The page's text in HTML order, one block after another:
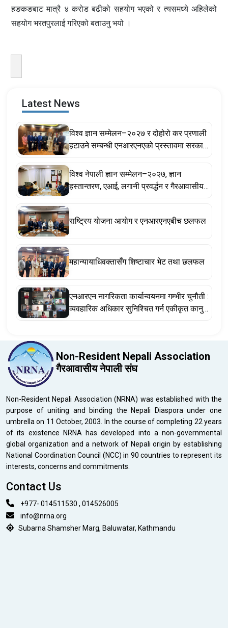
हङकङबाट मात्रै ४ करोड बढीको सहयोग भएको र त्यसमध्ये अहिलेको
सहयोग भरतपुरलाई गरिएको बताउनु भयो ।
Latest News
विश्व ज्ञान सम्मेलन–२०२७ र दोहोरो कर प्रणाली
हटाउने सम्बन्धी एनआरएनएको प्रस्तावमा सरकार
विश्व नेपाली ज्ञान सम्मेलन–२०२७, ज्ञान
हस्तान्तरण, एआई, लगानी प्रवर्द्धन र गैरआवासीय
राष्ट्रिय योजना आयोग र एनआरएनएबीच छलफल
महान्यायाधिवक्तासँग शिष्टाचार भेट तथा छलफल
एनआरएन नागरिकता कार्यान्वयनमा गम्भीर चुनौती :
व्यवहारिक अधिकार सुनिश्चित गर्न एकीकृत कानुन
Non-Resident Nepali Association
गैरआवासीय नेपाली संघ
Non-Resident Nepali Association (NRNA) was established with the
purpose of uniting and binding the Nepali Diaspora under one
umbrella on 11 October, 2003. In the course of completing 22 years
of its existence NRNA has developed into a non-governmental
global organization and a network of Nepali origin by establishing
National Coordination Council (NCC) in 90 countries to represent its
interests, concerns and commitments.
Contact Us
+977- 014511530 , 014526005
info@nrna.org
Subarna Shamsher Marg, Baluwatar, Kathmandu